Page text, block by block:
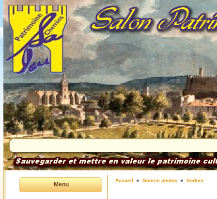
Menu
Accueil Galerie photos Sorties